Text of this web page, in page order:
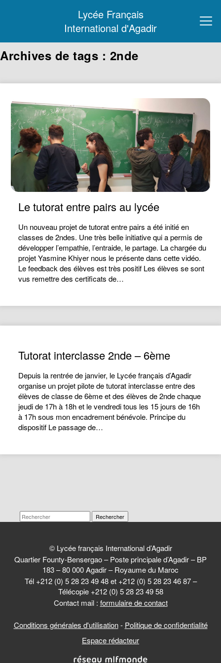
Lycée Français
International d'Agadir
Archives de tags : 2nde
Le tutorat entre pairs au lycée
Un nouveau projet de tutorat entre pairs a été initié en
classes de 2ndes. Une très belle initiative qui a permis de
développer l’empathie, l’entraide, le partage. La chargée du
projet Yasmine Khiyer nous le présente dans cette vidéo.
Le feedback des élèves est très positif Les élèves se sont
vus remettre des certificats de…
Tutorat interclasse 2nde – 6ème
Depuis la rentrée de janvier, le Lycée français d’Agadir
organise un projet pilote de tutorat interclasse entre des
élèves de classe de 6ème et des élèves de 2nde chaque
jeudi de 17h à 18h et le vendredi tous les 15 jours de 16h
à 17h sous mon encadrement bénévole. Principe du
dispositif Le passage de…
Rechercher
© Lycée français International d’Agadir
Quartier Founty-Bensergao – Poste principale d’Agadir – BP
183 – 80 000 Agadir – Royaume du Maroc
Tél +212 (0) 5 28 23 49 48 et +212 (0) 5 28 23 46 87 –
Télécopie +212 (0) 5 28 23 49 58
Contact mail : formulaire de contact
Conditions générales d'utilisation- Politique de confidentialité
Espace rédacteur